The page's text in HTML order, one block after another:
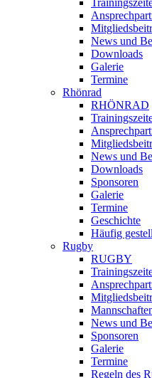
News und
Downloads
Galerie
Termine
Rhönrad
RHÖNRAD
News und
Downloads
Sponsoren
Galerie
Termine
Geschichte
Häufig
Rugby
RUGBY
News und
Sponsoren
Galerie
Termine
Regeln des